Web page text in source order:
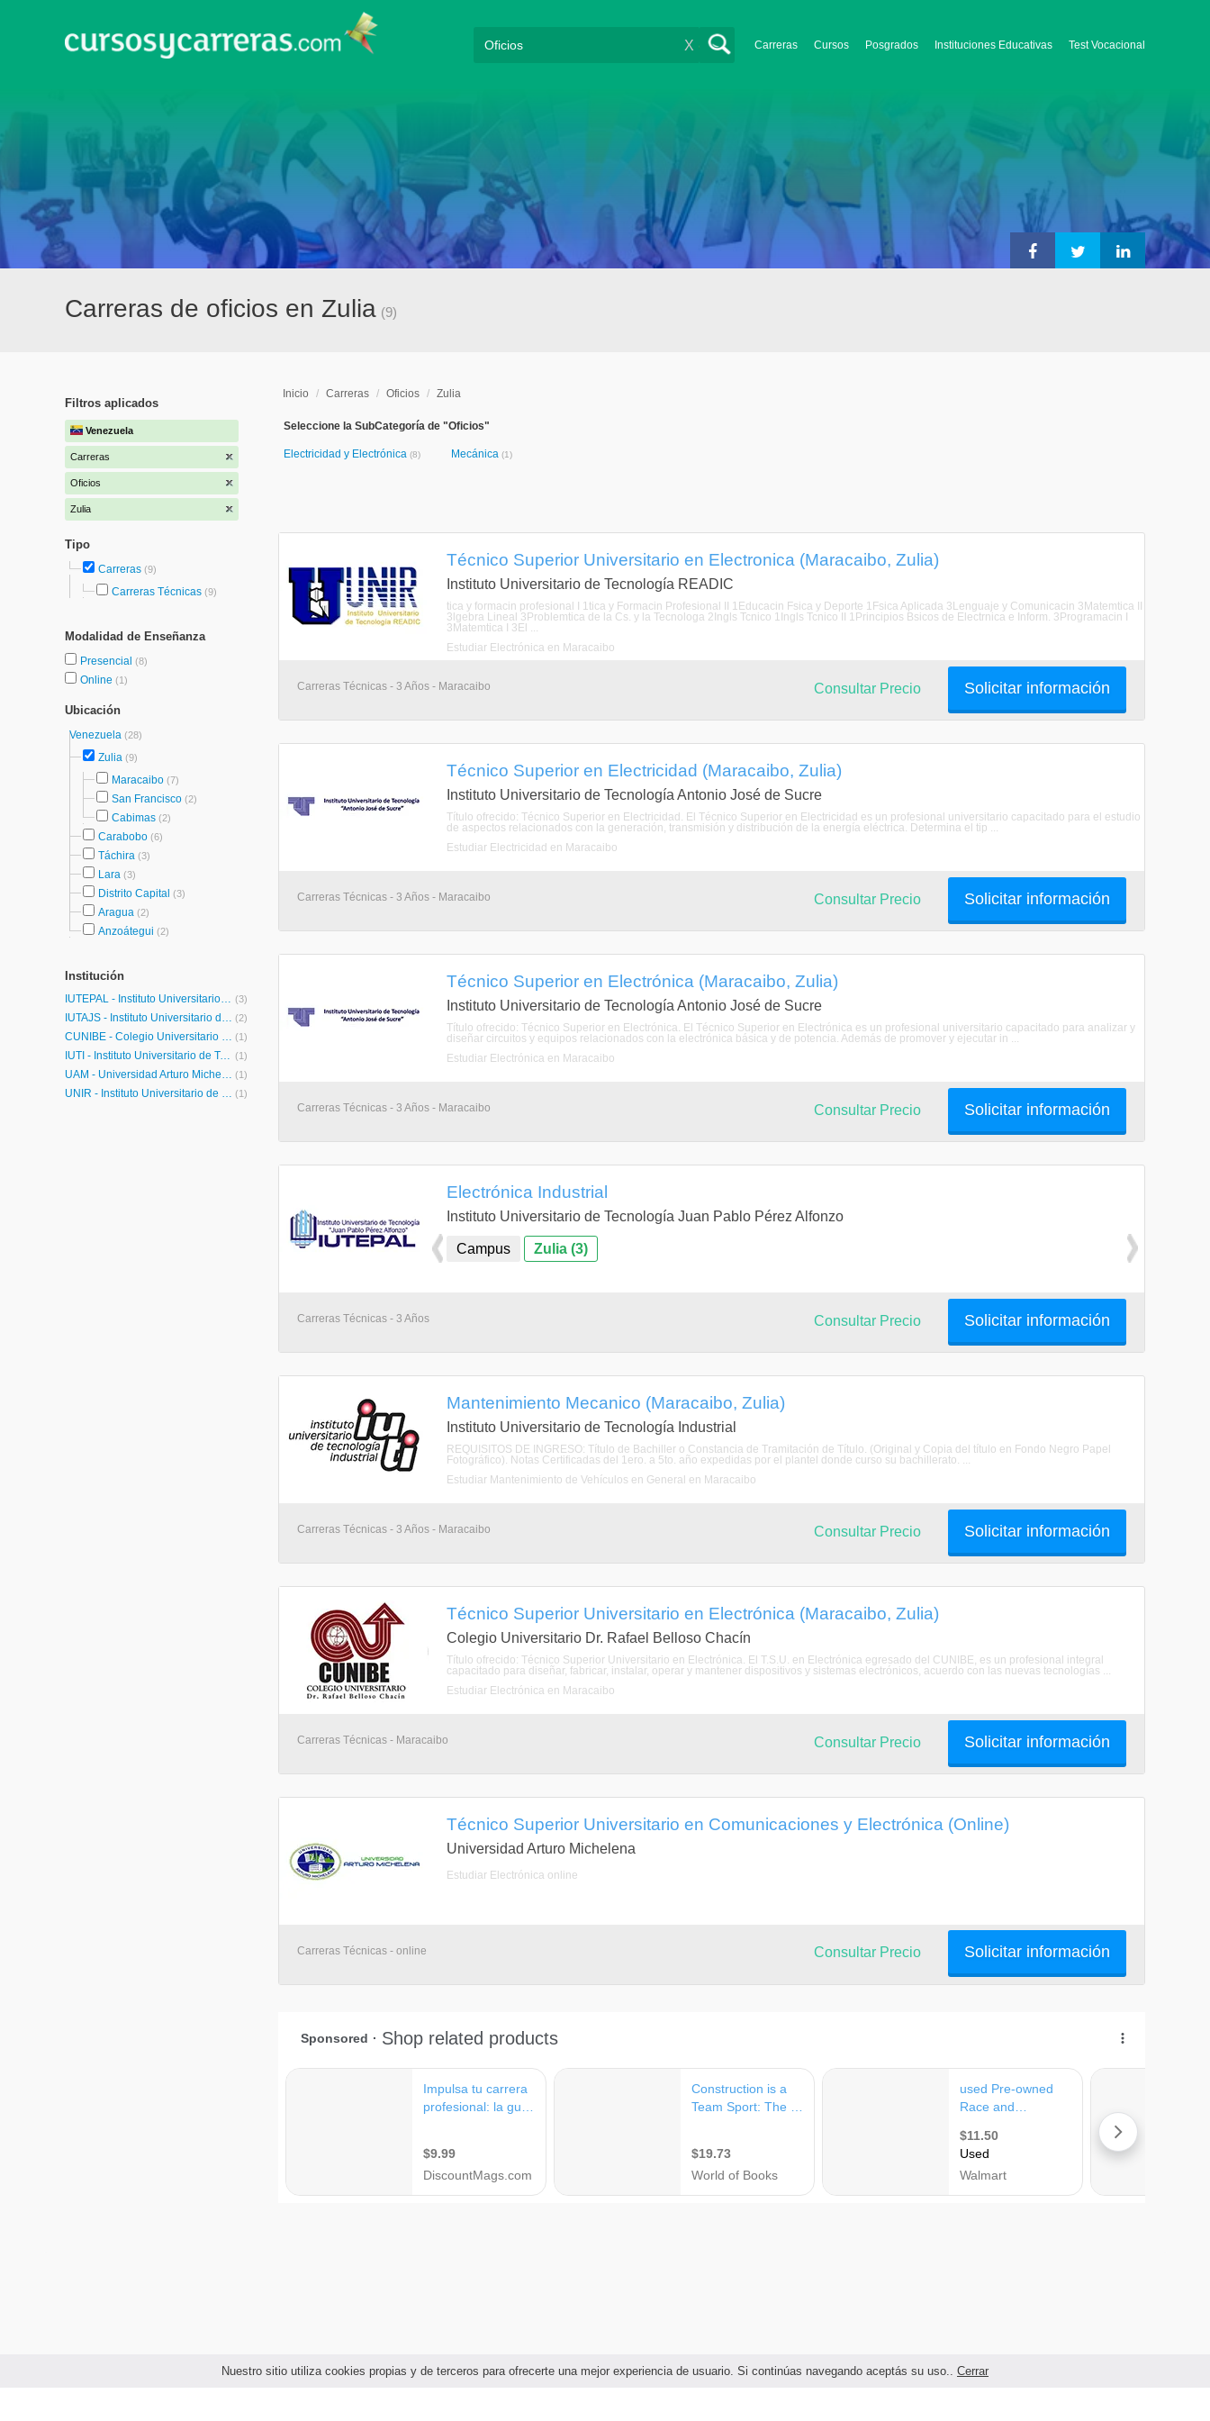
Nuestro sitio utiliza cookies propias y de terceros para ofrecerte una mejor experiencia de usuario. Si continúas navegando aceptás su uso.. Cerrar
Carreras Cursos Posgrados Instituciones Educativas Test Vocacional
X
Carreras de oficios en Zulia (9)
Filtros aplicados
Venezuela
Carreras
Oficios
Zulia
Tipo
Carreras (9)
Carreras Técnicas (9)
Modalidad de Enseñanza
Presencial (8)
Online (1)
Ubicación
Venezuela (28)
Zulia (9)
Maracaibo (7)
San Francisco (2)
Cabimas (2)
Carabobo (6)
Táchira (3)
Lara (3)
Distrito Capital (3)
Aragua (2)
Anzoátegui (2)
Institución
IUTEPAL - Instituto Universitario de Tecnología Juan Pablo Pérez Alfonzo (3)
IUTAJS - Instituto Universitario de Tecnología Antonio José de Sucre (2)
CUNIBE - Colegio Universitario Dr. Rafael Belloso Chacín (1)
IUTI - Instituto Universitario de Tecnología Industrial (1)
UAM - Universidad Arturo Michelena (1)
UNIR - Instituto Universitario de Tecnología READIC (1)
Inicio / Carreras / Oficios / Zulia
Seleccione la SubCategoría de "Oficios"
Electricidad y Electrónica (8) Mecánica (1)
Técnico Superior Universitario en Electronica (Maracaibo, Zulia)
Instituto Universitario de Tecnología READIC
tica y formacin profesional I 1tica y Formacin Profesional II 1Educacin Fsica y Deporte 1Fsica Aplicada 3Lenguaje y Comunicacin 3Matemtica II
3lgebra Lineal 3Problemtica de la Cs. y la Tecnologa 2Ingls Tcnico 1Ingls Tcnico II 1Principios Bsicos de Electrnica e Inform. 3Programacin I
3Matemtica I 3El ...
Estudiar Electrónica en Maracaibo
Carreras Técnicas - 3 Años - Maracaibo Solicitar información
Consultar Precio
Técnico Superior en Electricidad (Maracaibo, Zulia)
Instituto Universitario de Tecnología Antonio José de Sucre
Título ofrecido: Técnico Superior en Electricidad. El Técnico Superior en Electricidad es un profesional universitario capacitado para el estudio
de aspectos relacionados con la generación, transmisión y distribución de la energía eléctrica. Determina el tip ...
Estudiar Electricidad en Maracaibo
Carreras Técnicas - 3 Años - Maracaibo Solicitar información
Consultar Precio
Técnico Superior en Electrónica (Maracaibo, Zulia)
Instituto Universitario de Tecnología Antonio José de Sucre
Título ofrecido: Técnico Superior en Electrónica. El Técnico Superior en Electrónica es un profesional universitario capacitado para analizar y
diseñar circuitos y equipos relacionados con la electrónica básica y de potencia. Además de promover y ejecutar in ...
Estudiar Electrónica en Maracaibo
Carreras Técnicas - 3 Años - Maracaibo Solicitar información
Consultar Precio
Electrónica Industrial
Instituto Universitario de Tecnología Juan Pablo Pérez Alfonzo
Campus Zulia (3)
Carreras Técnicas - 3 Años Solicitar información
Consultar Precio
Mantenimiento Mecanico (Maracaibo, Zulia)
Instituto Universitario de Tecnología Industrial
REQUISITOS DE INGRESO: Título de Bachiller o Constancia de Tramitación de Título. (Original y Copia del título en Fondo Negro Papel
Fotográfico). Notas Certificadas del 1ero. a 5to. año expedidas por el plantel donde curso su bachillerato. ...
Estudiar Mantenimiento de Vehículos en General en Maracaibo
Carreras Técnicas - 3 Años - Maracaibo Solicitar información
Consultar Precio
Técnico Superior Universitario en Electrónica (Maracaibo, Zulia)
Colegio Universitario Dr. Rafael Belloso Chacín
Título ofrecido: Técnico Superior Universitario en Electrónica. El T.S.U. en Electrónica egresado del CUNIBE, es un profesional integral
capacitado para diseñar, fabricar, instalar, operar y mantener dispositivos y sistemas electrónicos, acuerdo con las nuevas tecnologías ...
Estudiar Electrónica en Maracaibo
Carreras Técnicas - Maracaibo Solicitar información
Consultar Precio
Técnico Superior Universitario en Comunicaciones y Electrónica (Online)
Universidad Arturo Michelena
Estudiar Electrónica online
Carreras Técnicas - online Solicitar información
Consultar Precio